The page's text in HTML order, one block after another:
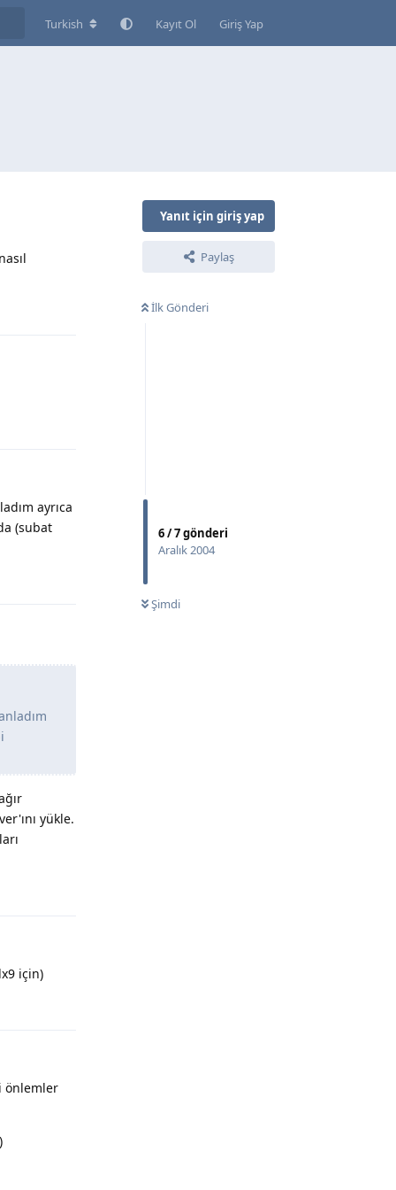
Turkish Kayıt Ol Giriş Yap
Yanıt için giriş yap
Paylaş
İlk Gönderi
6/7gönderi
Aralık 2004
Şimdi
ayrıca
(subat
yükle.
için)
önlemler